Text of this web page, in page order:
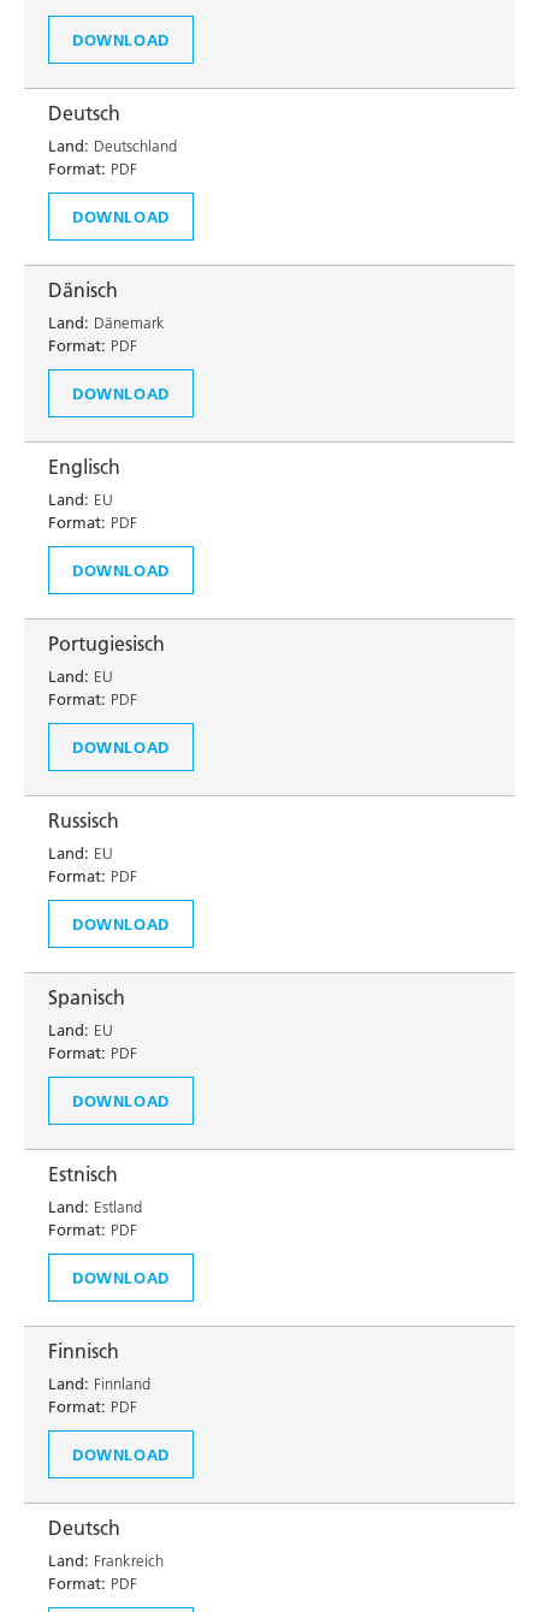
DOWNLOAD
Deutsch
Land: Deutschland
Format: PDF
DOWNLOAD
Dänisch
Land: Dänemark
Format: PDF
DOWNLOAD
Englisch
Land: EU
Format: PDF
DOWNLOAD
Portugiesisch
Land: EU
Format: PDF
DOWNLOAD
Russisch
Land: EU
Format: PDF
DOWNLOAD
Spanisch
Land: EU
Format: PDF
DOWNLOAD
Estnisch
Land: Estland
Format: PDF
DOWNLOAD
Finnisch
Land: Finnland
Format: PDF
DOWNLOAD
Deutsch
Land: Frankreich
Format: PDF